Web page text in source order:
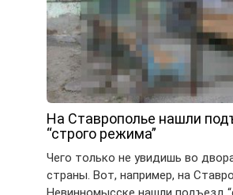
На Ставрополье нашли
“строго режима”
Чего только не увидишь во
страны. Вот, например, на